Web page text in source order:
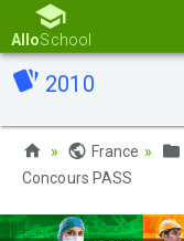
AlloSchool
2010
France
Concours PASS